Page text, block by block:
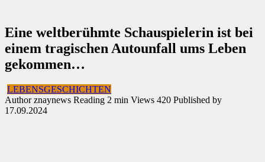
Eine weltberühmte Schauspielerin ist bei
einem tragischen Autounfall ums Leben
gekommen…
LEBENSGESCHICHTEN
Author znaynews Reading 2 min Views 420 Published by
17.09.2024